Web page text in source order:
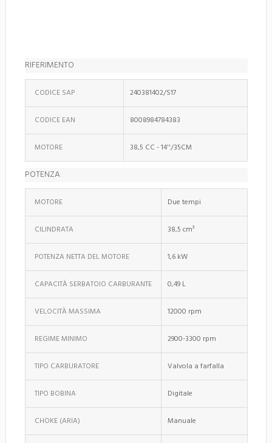
RIFERIMENTO
CODICE SAP 240381402/S17
CODICE EAN 8008984784383
MOTORE 38,5 CC - 14''/35CM
POTENZA
MOTORE Due tempi
CILINDRATA 38,5 cm³
POTENZA NETTA DEL MOTORE 1,6 kW
CAPACITÀ SERBATOIO CARBURANTE 0,49 L
VELOCITÀ MASSIMA 12000 rpm
REGIME MINIMO 2900-3300 rpm
TIPO CARBURATORE Valvola a farfalla
TIPO BOBINA Digitale
CHOKE (ARIA) Manuale